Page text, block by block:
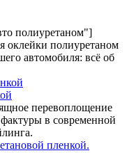
полиуретаном"]
оклейки полиуретаном
автомобиля: всё об
перевоплощение
в современной